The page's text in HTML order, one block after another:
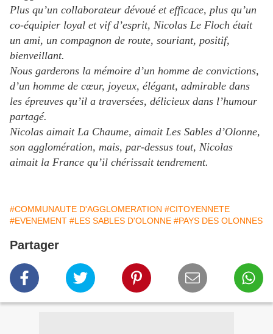
Plus qu’un collaborateur dévoué et efficace, plus qu’un
co-équipier loyal et vif d’esprit, Nicolas Le Floch était
un ami, un compagnon de route, souriant, positif,
bienveillant.
Nous garderons la mémoire d’un homme de convictions,
d’un homme de cœur, joyeux, élégant, admirable dans
les épreuves qu’il a traversées, délicieux dans l’humour
partagé.
Nicolas aimait La Chaume, aimait Les Sables d’Olonne,
son agglomération, mais, par-dessus tout, Nicolas
aimait la France qu’il chérissait tendrement.
#COMMUNAUTE D'AGGLOMERATION #CITOYENNETE
#EVENEMENT #LES SABLES D'OLONNE #PAYS DES OLONNES
Partager